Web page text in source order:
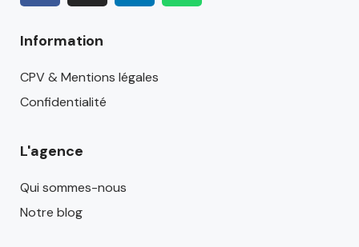
Information
CPV & Mentions légales
Confidentialité
L'agence
Qui sommes-nous
Notre blog